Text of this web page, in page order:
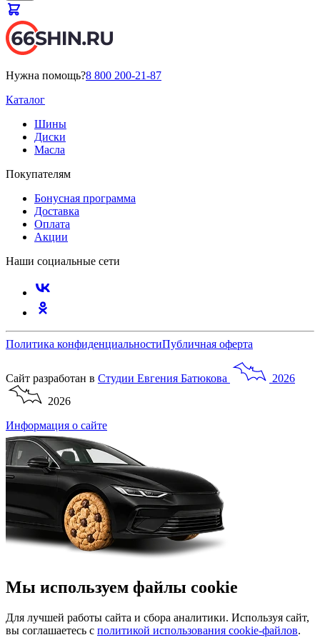
Нужна помощь?8 800 200-21-87
Каталог
Шины
Диски
Масла
Покупателям
Бонусная программа
Доставка
Оплата
Акции
Наши социальные сети
Политика конфиденциальностиПубличная оферта
Сайт разработан в Студии Евгения Батюкова
2026
2026
Информация о сайте
Мы используем файлы cookie
Для лучшей работы сайта и сбора аналитики. Используя сайт,
вы соглашаетесь с политикой использования cookie-файлов.